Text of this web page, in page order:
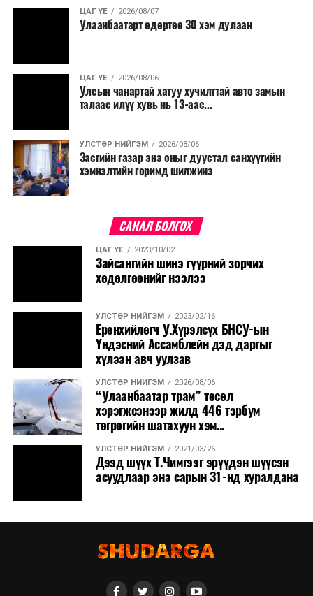
ЦАГ ҮЕ 2026/08/07
Улаанбаатарт өдөртөө 30 хэм дулаан
ЦАГ ҮЕ 2026/08/06
Улсын чанартай хатуу хучилттай авто замын
талаас илүү хувь нь 13-аас...
УЛСТӨР НИЙГЭМ 2026/08/06
Засгийн газар энэ оныг дуустал санхүүгийн
хэмнэлтийн горимд шилжинэ
САНАЛ БОЛГОХ
ЦАГ ҮЕ 2023/10/02
Зайсангийн шинэ гүүрний зорчих
хөдөлгөөнийг нээлээ
УЛСТӨР НИЙГЭМ 2023/02/16
Ерөнхийлөгч У.Хүрэлсүх БНСУ-ын
Үндэсний Ассамблейн дэд даргыг
хүлээн авч уулзав
УЛСТӨР НИЙГЭМ 2026/08/06
“Улаанбаатар трам” төсөл
хэрэгжсэнээр жилд 446 тэрбум
төгрөгийн шатахуун хэм...
УЛСТӨР НИЙГЭМ 2021/03/26
Дээд шүүх Т.Чимгээг эрүүдэн шүүсэн
асуудлаар энэ сарын 31-нд хуралдана